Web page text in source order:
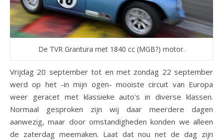
De TVR Grantura met 1840 cc (MGB?) motor.
Vrijdag 20 september tot en met zondag 22 september
werd op het -in mijn ogen- mooiste circuit van Europa
weer geracet met klassieke auto’s in diverse klassen.
Normaal gesproken zijn wij daar meerdere dagen
aanwezig, maar door omstandigheden konden we alleen
de zaterdag meemaken. Laat dat nou net de dag zijn